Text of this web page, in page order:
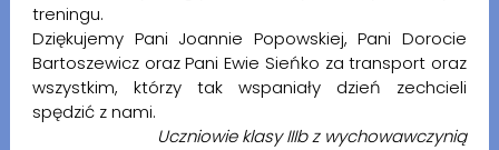
treningu.
Dziękujemy Pani Joannie Popowskiej, Pani Dorocie
Bartoszewicz oraz Pani Ewie Sieńko za transport oraz
wszystkim, którzy tak wspaniały dzień zechcieli
spędzić z nami.
Uczniowie klasy IIIb z wychowawczynią